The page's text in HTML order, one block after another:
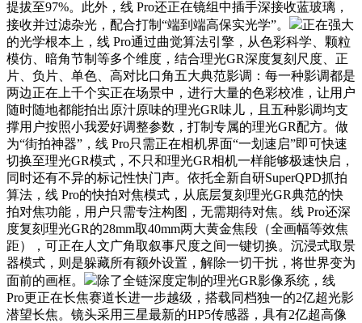
提拔至97%。此外，线 Pro还正在镜组中插手深接收蓝玻璃，
接收并过滤杂光，配合打制“端到端高保实光学”。
正在强大
的光学根本上，线 Pro通过曲觉算法引擎，从色彩科学、颗粒
模仿、暗角节制等多个维度，结合理光GR深度复刻尺度、正
片、负片、单色、高对比口角五大典范影调：每一种影调都是
两边正在上千个实正在场景中，进行大量的色彩校准，让用户
随时随地都能拍出原汁原味的理光GR味儿，且五种影调均支
撑用户按照小我爱好调整参数，打制专属的理光GR配方。做
为“街拍神器”，线 Pro只需正在相机界面“一划速启”即可快速
切换至理光GR模式，不只和理光GR相机一样能够极速快启，
同时还有不异的标记性快门声。依托全新自研SuperQPD抓拍
算法，线 Pro的快拍对焦模式，从底层复刻理光GR典范的快
拍对焦功能，用户只需专注构图，无需期待对焦。线 Pro还深
度复刻理光GR的28mm取40mm两大黄金焦段（全画幅等效焦
距），可正在人文广角取叙事尺度之间一键切换。沉浸式取景
器模式，则是躲藏所有额外设置，解除一切干扰，将世界变为
面前的画框。
除了全链深度定制的理光GR影像系统，线
Pro更正在长焦赛道长进一步越级，搭载同档独一的2亿超光影
潜望长焦。镜头采用三星最新的HP5传感器，具有2亿超高像